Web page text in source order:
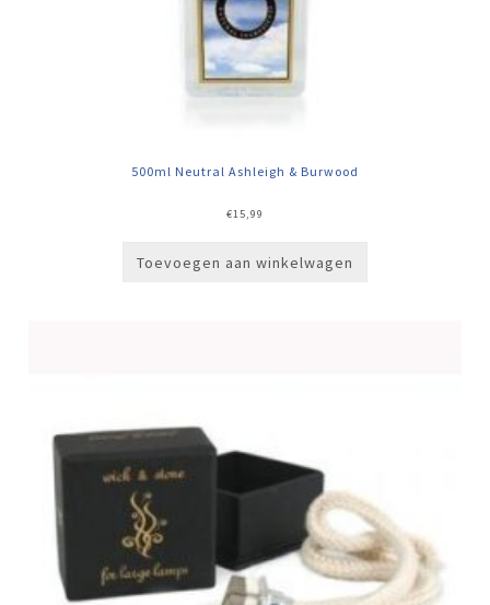
500ml Neutral Ashleigh & Burwood
€15,99
Toevoegen aan winkelwagen